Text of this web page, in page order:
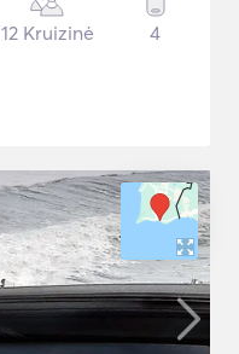
12 Kruizinė 4